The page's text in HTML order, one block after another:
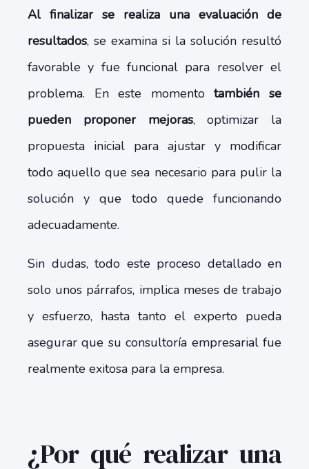
Al finalizar se realiza una evaluación de
resultados, se examina si la solución resultó
favorable y fue funcional para resolver el
problema. En este momentotambién se
pueden proponer mejoras, optimizar la
propuesta inicial para ajustar y modificar
todo aquello que sea necesario para pulir la
solución y que todo quede funcionando
adecuadamente.
Sin dudas, todo este proceso detallado en
solo unos párrafos, implica meses de trabajo
y esfuerzo, hasta tanto el experto pueda
asegurar que su consultoría empresarial fue
realmente exitosa para la empresa.
¿Por qué realizar una